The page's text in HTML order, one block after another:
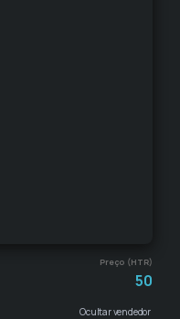
Preço (HTR)
50
Ocultar vendedor